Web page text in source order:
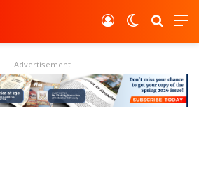
Switch skin
Log In
Advertisement